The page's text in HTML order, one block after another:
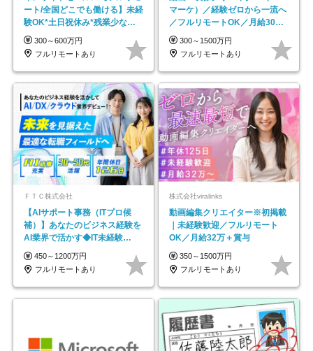
ート/全国どこでも働ける】未経
験OK*土日祝休み*残業少なめ*
在宅勤務手当あり
300～600万円
フルリモートあり
マーケ）／経験ゼロから一流へ
／フルリモートOK／月給30万
円～／年休130日以上
300～1500万円
フルリモートあり
ＦＴＣ株式会社
【AIサポート事務（ITプロ候
補）】あなたのビジネス経験を
AI業界で活かす◆IT未経験
OK◆目指せるコンサル
450～1200万円
フルリモートあり
株式会社viralinks
動画編集クリエイター※初掲載
｜未経験歓迎／フルリモート
OK／月給32万＋賞与
350～1500万円
フルリモートあり